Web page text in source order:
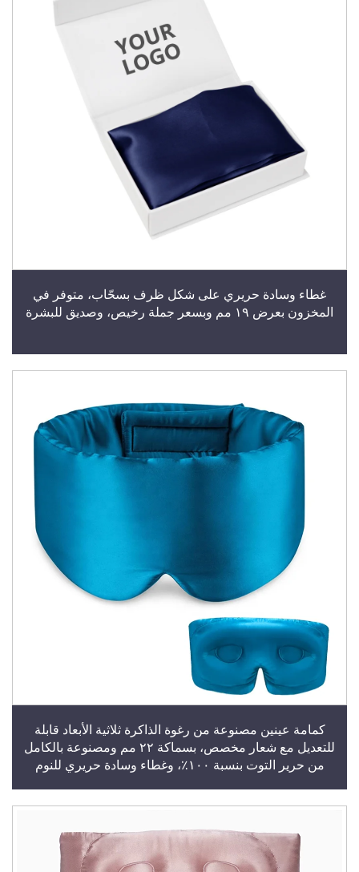
غطاء وسادة حريري على شكل ظرف بسحّاب، متوفر في
المخزون بعرض ١٩ مم وبسعر جملة رخيص، وصديق للبشرة
كمامة عينين مصنوعة من رغوة الذاكرة ثلاثية الأبعاد قابلة
للتعديل مع شعار مخصص، بسماكة ٢٢ مم ومصنوعة بالكامل
من حرير التوت بنسبة ١٠٠٪، وغطاء وسادة حريري للنوم